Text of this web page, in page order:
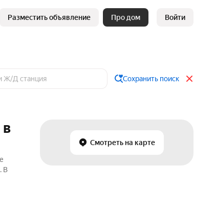
Разместить объявление Про дом Войти
Сохранить поиск
Смотреть на карте
В